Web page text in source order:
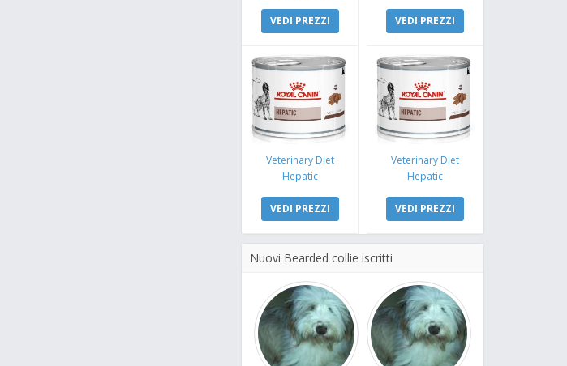
VEDI PREZZI
VEDI PREZZI
Veterinary Diet
Hepatic
VEDI PREZZI
Veterinary Diet
Hepatic
VEDI PREZZI
Nuovi Bearded collie iscritti